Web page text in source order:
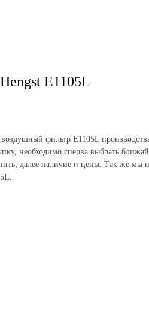
E1105L
фильтр E1105L
необходимо сперва выбрать
далее наличие и цены. Так же мы